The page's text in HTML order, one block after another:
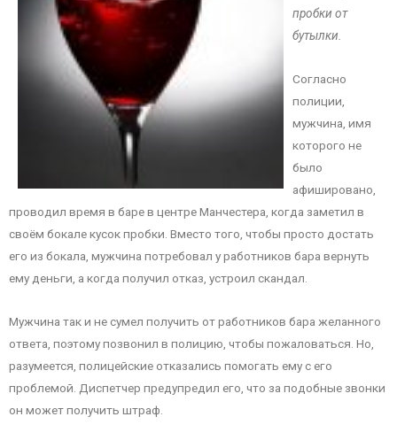
пробки от
бутылки.
Согласно
полиции,
мужчина, имя
которого не
было
афишировано,
проводил время в баре в центре Манчестера, когда заметил в
своём бокале кусок пробки. Вместо того, чтобы просто достать
его из бокала, мужчина потребовал у работников бара вернуть
ему деньги, а когда получил отказ, устроил скандал.
Мужчина так и не сумел получить от работников бара желанного
ответа, поэтому позвонил в полицию, чтобы пожаловаться. Но,
разумеется, полицейские отказались помогать ему с его
проблемой. Диспетчер предупредил его, что за подобные звонки
он может получить штраф.